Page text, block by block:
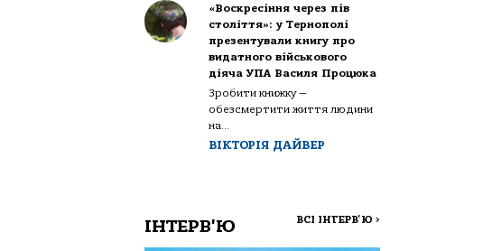
«Воскресіння через пів
століття»: у Тернополі
презентували книгу про
видатного військового
діяча УПА Василя Процюка
Зробити книжку —
обезсмертити життя людини
на...
ВІКТОРІЯ ДАЙВЕР
ІНТЕРВ'Ю ВСІ ІНТЕРВ'Ю >